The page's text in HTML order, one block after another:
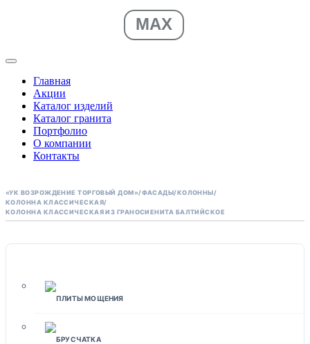
MAX
Главная
Акции
Каталог изделий
Каталог гранита
Портфолио
О компании
Контакты
«УК ВОЗРОЖДЕНИЕ ТОРГОВЫЙ ДОМ»/ФАСАДЫ/КОЛОННЫ/
КОЛОННА КЛАССИЧЕСКАЯ/
КОЛОННА КЛАССИЧЕСКАЯ ИЗ ГРАНОСИЕНИТА БАЛТИЙСКОЕ
ПЛИТЫ МОЩЕНИЯ
БРУСЧАТКА